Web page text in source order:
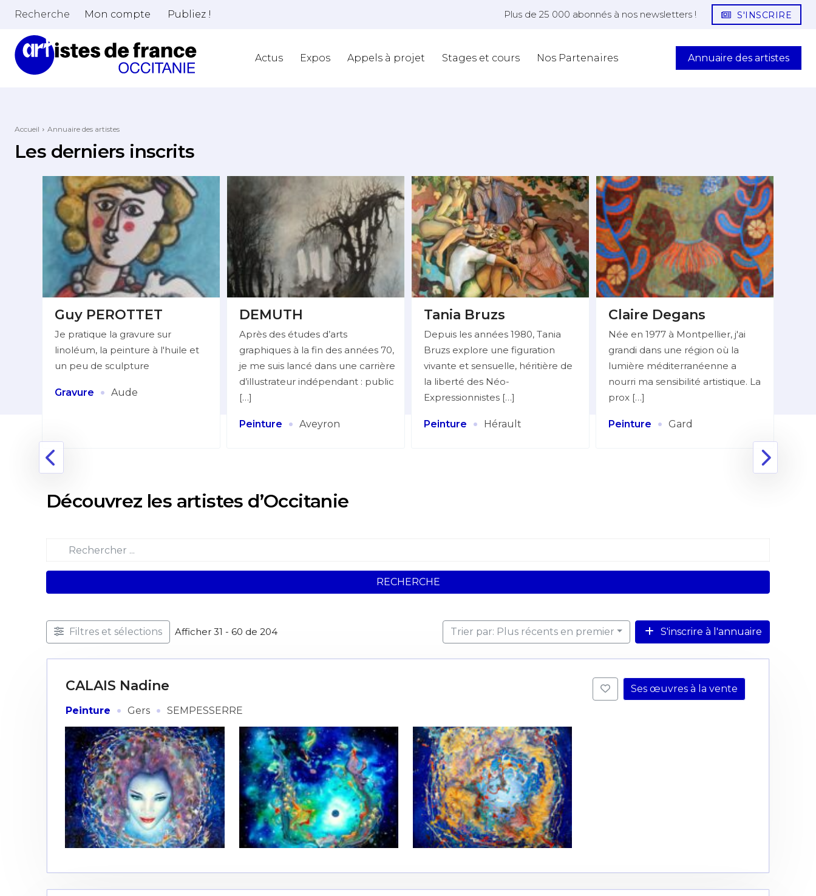
Adresse email*
Recherche Mon compte Publiez ! Plus de 25 000 abonnés à nos newsletters ! S'INSCRIRE
Actus Expos Appels à projet Stages et cours Nos Partenaires Annuaire des artistes
Accueil Annuaire des artistes
Les derniers inscrits
Guy PEROTTET
Je pratique la gravure sur
linoléum, la peinture à l'huile et
un peu de sculpture
Gravure · Aude
DEMUTH
Après des études d’arts
graphiques à la fin des années 70,
je me suis lancé dans une carrière
d’illustrateur indépendant : public
[…]
Peinture · Aveyron
Tania Bruzs
Depuis les années 1980, Tania
Bruzs explore une figuration
vivante et sensuelle, héritière de
la liberté des Néo-
Expressionnistes […]
Peinture · Hérault
Claire Degans
Née en 1977 à Montpellier, j'ai
grandi dans une région où la
lumière méditerranéenne a
nourri ma sensibilité artistique. La
prox […]
Peinture · Gard
Découvrez les artistes d’Occitanie
RECHERCHE
Filtres et sélections Afficher 31 - 60 de 204 Trier par: Plus récents en premier S'inscrire à l'annuaire
CALAIS Nadine
Peinture · Gers · SEMPESSERRE
Ses œuvres à la vente